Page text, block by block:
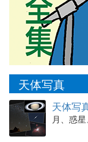
天体写真
天体写
月、惑